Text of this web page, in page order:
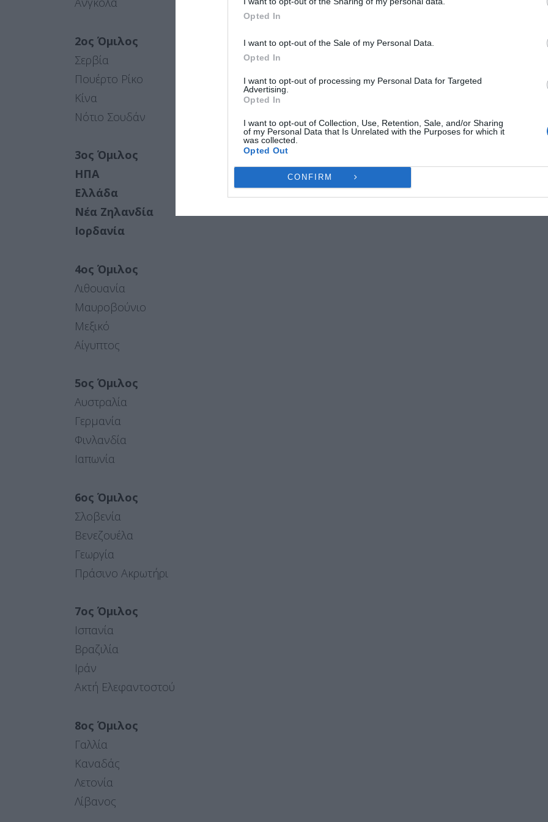
Opted In
I want to opt-out of the Sale of my Personal Data.
Opted In
I want to opt-out of processing my Personal Data for Targeted
Advertising.
Opted In
I want to opt-out of Collection, Use, Retention, Sale, and/or Sharing
of my Personal Data that Is Unrelated with the Purposes for which it
was collected.
Opted Out
CONFIRM
αρνητικά ορισμένες λειτουργίες και δυνατότητες.
ΑΠΟΔΟΧΉ ΔΕΝ ΑΠΟΔΈΧΟΜΑΙ ΠΡΟΒΟΛΉ
2ος Όμιλος
Σερβία
Πουέρτο Ρίκο
Κίνα
Νότιο Σουδάν
3ος Όμιλος
ΗΠΑ
Ελλάδα
Νέα Ζηλανδία
Ιορδανία
4ος Όμιλος
Λιθουανία
Μαυροβούνιο
Μεξικό
Αίγυπτος
5ος Όμιλος
Αυστραλία
Γερμανία
Φινλανδία
Ιαπωνία
6ος Όμιλος
Σλοβενία
Βενεζουέλα
Γεωργία
Πράσινο Ακρωτήρι
7ος Όμιλος
Ισπανία
Βραζιλία
Ιράν
Ακτή Ελεφαντοστού
8ος Όμιλος
Γαλλία
Καναδάς
Λετονία
Λίβανος